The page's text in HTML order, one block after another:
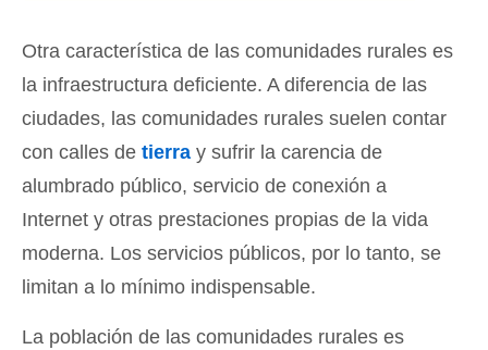
Otra característica de las comunidades rurales es
la infraestructura deficiente. A diferencia de las
ciudades, las comunidades rurales suelen contar
con calles de tierra y sufrir la carencia de
alumbrado público, servicio de conexión a
Internet y otras prestaciones propias de la vida
moderna. Los servicios públicos, por lo tanto, se
limitan a lo mínimo indispensable.
La población de las comunidades rurales es